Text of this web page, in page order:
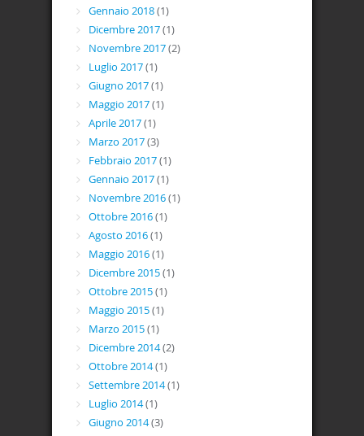
Gennaio 2018(1)
Dicembre 2017(1)
Novembre 2017(2)
Luglio 2017(1)
Giugno 2017(1)
Maggio 2017(1)
Aprile 2017(1)
Marzo 2017(3)
Febbraio 2017(1)
Gennaio 2017(1)
Novembre 2016(1)
Ottobre 2016(1)
Agosto 2016(1)
Maggio 2016(1)
Dicembre 2015(1)
Ottobre 2015(1)
Maggio 2015(1)
Marzo 2015(1)
Dicembre 2014(2)
Ottobre 2014(1)
Settembre 2014(1)
Luglio 2014(1)
Giugno 2014(3)